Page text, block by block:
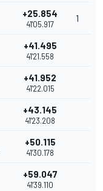
+25.854
41'05.917
1
+41.495
41'21.558
+41.952
41'22.015
+43.145
41'23.208
+50.115
41'30.178
+59.047
41'39.110